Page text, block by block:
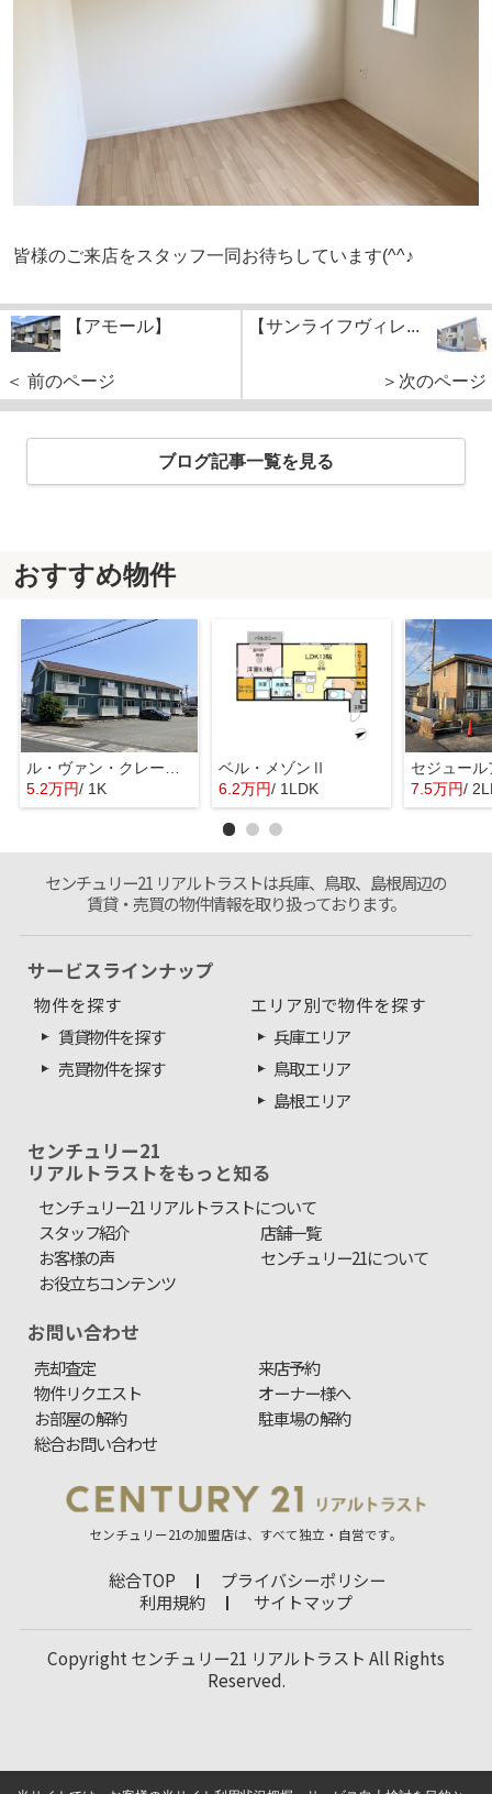
皆様のご来店をスタッフ一同お待ちしています(^^♪
【アモール】
＜ 前のページ
【サンライフヴィレ...
＞次のページ
ブログ記事一覧を見る
おすすめ物件
ル・ヴァン・クレール A棟
5.2万円/ 1K
ベル・メゾンⅡ
6.2万円/ 1LDK
セジュー
7.5万円/
センチュリー21 リアルトラストは兵庫、鳥取、島根周辺の
賃貸・売買の物件情報を取り扱っております。
サービスラインナップ
物件を探す
賃貸物件を探す
売買物件を探す
エリア別で物件を探す
兵庫エリア
鳥取エリア
島根エリア
センチュリー21
リアルトラストをもっと知る
センチュリー21 リアルトラストについて
スタッフ紹介
店舗一覧
お客様の声
センチュリー21について
お役立ちコンテンツ
お問い合わせ
売却査定
来店予約
物件リクエスト
オーナー様へ
お部屋の解約
駐車場の解約
総合お問い合わせ
センチュリー21の加盟店は、すべて独立・自営です。
総合TOP
プライバシーポリシー
利用規約
サイトマップ
Copyright センチュリー21 リアルトラスト All Rights
Reserved.